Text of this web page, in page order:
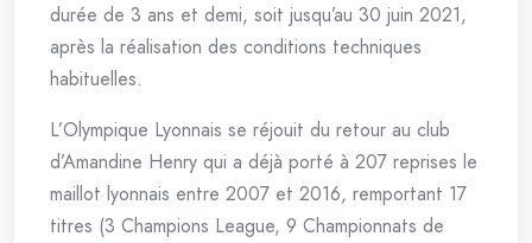
durée de 3 ans et demi, soit jusqu’au 30 juin 2021,
après la réalisation des conditions techniques
habituelles.
L’Olympique Lyonnais se réjouit du retour au club
d’Amandine Henry qui a déjà porté à 207 reprises le
maillot lyonnais entre 2007 et 2016, remportant 17
titres (3 Champions League, 9 Championnats de